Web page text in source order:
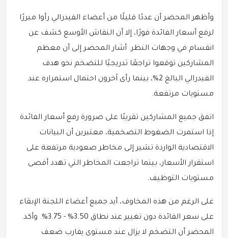
وأظهر المحضر أن عددًا قليلًا من أعضاء الفيدرالي رأوا مبررًا
لرفع أسعار الفائدة فورًا، إلا أن النقاش الأوسع كشف عن
انقسام في وجهات النظر. أشار المحضر إلى أن معظم
المشاركين توقعوا تراجعًا تدريجيًا للتضخم نحو هدف
الفيدرالي البالغ 2%، بينما رأى آخرون احتمال استمراره عند
مستويات مرتفعة.
اتفق جميع المشاركين تقريبًا على ضرورة رفع أسعار الفائدة
إذا استمرت الضغوط التضخمية، معتبرين أن البيانات
الاقتصادية الواردة تشير إلى مخاطر صعودية مرتفعة على
استقرار الأسعار، بينما تراجعت المخاطر التي تهدد أقصى
مستويات التوظيف.
على الرغم من هذه المخاوف، أيد جميع أعضاء اللجنة الإبقاء
على سعر الفائدة دون تغيير عند نطاق 3.50% - 3.75%. وأكد
المحضر أن التضخم لا يزال عند مستوى يقارب ضعف